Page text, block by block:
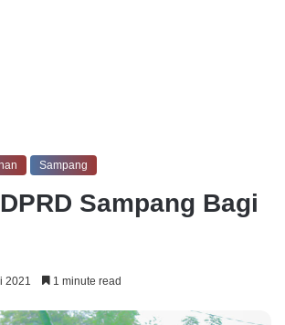
Sampang
Sampang Bagi
2021 1 minute read